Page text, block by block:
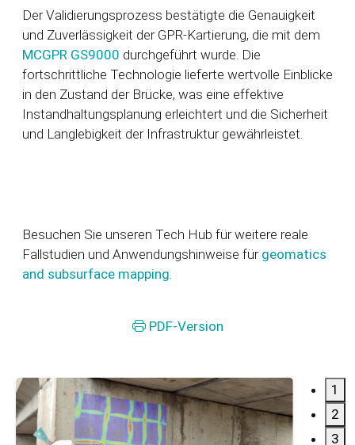
Der Validierungsprozess bestätigte die Genauigkeit
und Zuverlässigkeit der GPR-Kartierung, die mit dem
MCGPR GS9000 durchgeführt wurde. Die
fortschrittliche Technologie lieferte wertvolle Einblicke
in den Zustand der Brücke, was eine effektive
Instandhaltungsplanung erleichtert und die Sicherheit
und Langlebigkeit der Infrastruktur gewährleistet.
Besuchen Sie unseren Tech Hub für weitere reale
Fallstudien und Anwendungshinweise für geomatics
and subsurface mapping
PDF-Version
1
2
3